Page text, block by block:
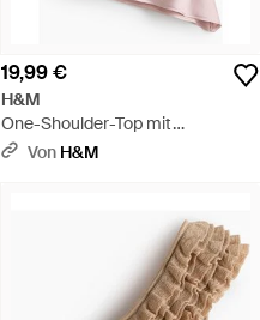
19,99 €
H&M
One-Shoulder-Top mit
Schalkragen - Pink
Von H&M